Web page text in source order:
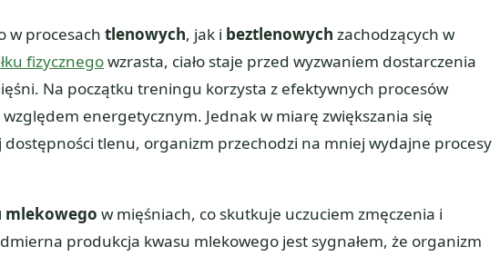
w procesach tlenowych, jak i beztlenowych zachodzących w
fizycznegowzrasta, ciało staje przed wyzwaniem dostarczenia
Na początku treningu korzysta z efektywnych procesów
energetycznym. Jednak w miarę zwiększania się
tlenu, organizm przechodzi na mniej wydajne procesy
mlekowego w mięśniach, co skutkuje uczuciem zmęczenia i
produkcja kwasu mlekowego jest sygnałem, że organizm